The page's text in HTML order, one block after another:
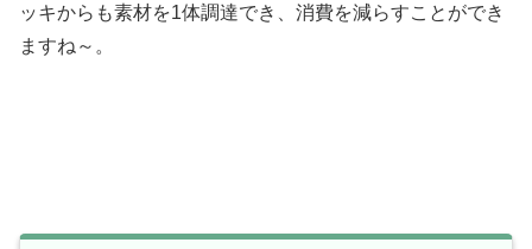
ッキからも素材を1体調達でき、消費を減らすことができ
ますね～。